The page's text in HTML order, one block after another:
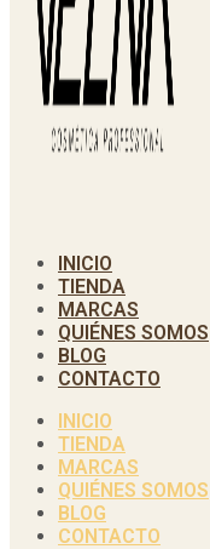
INICIO
TIENDA
MARCAS
QUIÉNES SOMOS
BLOG
CONTACTO
INICIO
TIENDA
MARCAS
QUIÉNES SOMOS
BLOG
CONTACTO